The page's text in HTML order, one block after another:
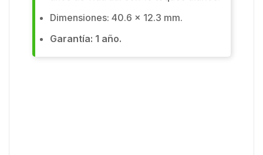
Dimensiones: 40.6 x 12.3 mm.
Garantía: 1 año.